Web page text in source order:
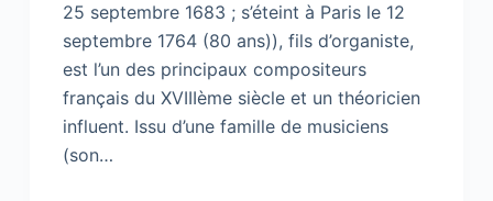
25 septembre 1683 ; s’éteint à Paris le 12
septembre 1764 (80 ans)), fils d’organiste,
est l’un des principaux compositeurs
français du XVIIIème siècle et un théoricien
influent. Issu d’une famille de musiciens
(son…